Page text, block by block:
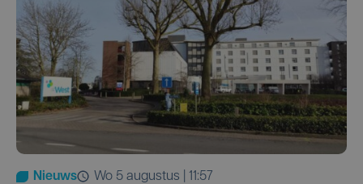
Nieuws
wo 5 augustus | 11:57